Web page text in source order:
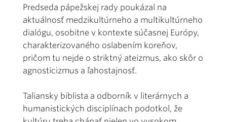
Predseda pápežskej rady poukázal na
aktuálnosť medzikultúrneho a multikultúrneho
dialógu, osobitne v kontexte súčasnej Európy,
charakterizovaného oslabením koreňov,
pričom tu nejde o striktný ateizmus, ako skôr o
agnosticizmus a ľahostajnosť.
Taliansky biblista a odborník v literárnych a
humanistických disciplínach podotkol, že